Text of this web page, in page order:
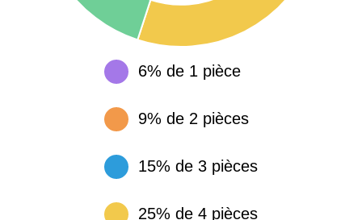
6% de 1 pièce
9% de 2 pièces
15% de 3 pièces
25% de 4 pièces